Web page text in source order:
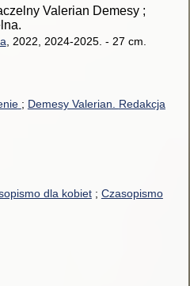
Valerian Demesy ;
, 2022, 2024-2025. - 27 cm.
Demesy Valerian. Redakcja
dla kobiet
Czasopismo